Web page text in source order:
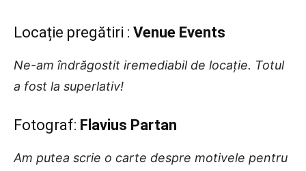
Locație pregătiri : Venue Events
Ne-am îndrăgostit iremediabil de locație. Totul
a fost la superlativ!
Fotograf: Flavius Partan
Am putea scrie o carte despre motivele pentru